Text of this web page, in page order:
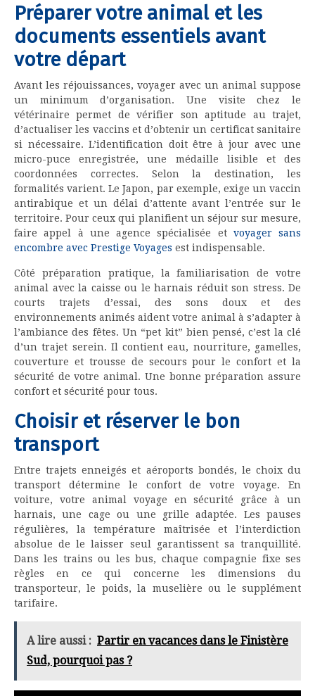
Préparer votre animal et les
documents essentiels avant
votre départ
Avant les réjouissances, voyager avec un animal suppose
un minimum d’organisation. Une visite chez le
vétérinaire permet de vérifier son aptitude au trajet,
d’actualiser les vaccins et d’obtenir un certificat sanitaire
si nécessaire. L’identification doit être à jour avec une
micro-puce enregistrée, une médaille lisible et des
coordonnées correctes. Selon la destination, les
formalités varient. Le Japon, par exemple, exige un vaccin
antirabique et un délai d’attente avant l’entrée sur le
territoire. Pour ceux qui planifient un séjour sur mesure,
faire appel à une agence spécialisée etvoyager sans
encombre avec Prestige Voyages est indispensable.
Côté préparation pratique, la familiarisation de votre
animal avec la caisse ou le harnais réduit son stress. De
courts trajets d’essai, des sons doux et des
environnements animés aident votre animal à s’adapter à
l’ambiance des fêtes. Un “pet kit” bien pensé, c’est la clé
d’un trajet serein. Il contient eau, nourriture, gamelles,
couverture et trousse de secours pour le confort et la
sécurité de votre animal. Une bonne préparation assure
confort et sécurité pour tous.
Choisir et réserver le bon
transport
Entre trajets enneigés et aéroports bondés, le choix du
transport détermine le confort de votre voyage. En
voiture, votre animal voyage en sécurité grâce à un
harnais, une cage ou une grille adaptée. Les pauses
régulières, la température maîtrisée et l’interdiction
absolue de le laisser seul garantissent sa tranquillité.
Dans les trains ou les bus, chaque compagnie fixe ses
règles en ce qui concerne les dimensions du
transporteur, le poids, la muselière ou le supplément
tarifaire.
A lire aussi : Partir en vacances dans le Finistère
Sud, pourquoi pas ?